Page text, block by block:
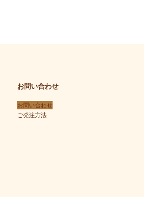
お問い合わせ
お問い合わせ
ご発注方法